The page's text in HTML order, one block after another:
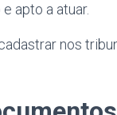
apto a atuar.
nos